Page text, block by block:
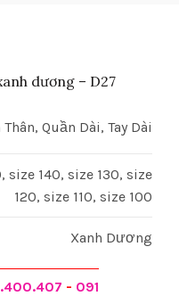
dương – D27
Quần Dài, Tay Dài
size 140, size 130, size
120, size 110, size 100
Xanh Dương
- 091